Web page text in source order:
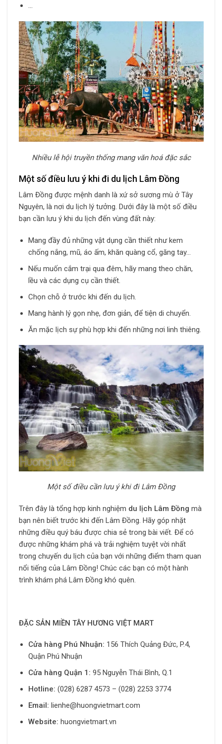
…
Nhiều lễ hội truyền thống mang văn hoá đặc sắc
Một số điều lưu ý khi đi du lịch Lâm Đồng
Lâm Đồng được mệnh danh là xứ sở sương mù ở Tây
Nguyên, là nơi du lịch lý tưởng. Dưới đây là một số điều
bạn cần lưu ý khi du lịch đến vùng đất này:
Mang đầy đủ những vật dụng cần thiết như kem
chống nắng, mũ, áo ấm, khăn quàng cổ, găng tay…
Nếu muốn cắm trại qua đêm, hãy mang theo chăn,
lều và các dụng cụ cần thiết.
Chọn chỗ ở trước khi đến du lịch.
Mang hành lý gọn nhẹ, đơn giản, để tiện di chuyển.
Ăn mặc lịch sự phù hợp khi đến những nơi linh thiêng.
Một số điều cần lưu ý khi đi Lâm Đồng
Trên đây là tổng hợp kinh nghiệm du lịch Lâm Đồng mà
bạn nên biết trước khi đến Lâm Đồng. Hãy góp nhặt
những điều quý báu được chia sẻ trong bài viết. Để có
được những khám phá và trải nghiệm tuyệt vời nhất
trong chuyến du lịch của bạn với những điểm tham quan
nổi tiếng của Lâm Đồng! Chúc các bạn có một hành
trình khám phá Lâm Đồng khó quên.
ĐẶC SẢN MIỀN TÂY HƯƠNG VIỆT MART
Cửa hàng Phú Nhuận: 156 Thích Quảng Đức, P.4,
Quận Phú Nhuận
Cửa hàng Quận 1: 95 Nguyễn Thái Bình, Q.1
Hotline: (028) 6287 4573 – (028) 2253 3774
Email: lienhe@huongvietmart.com
Website: huongvietmart.vn